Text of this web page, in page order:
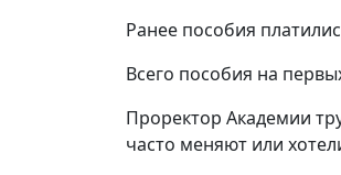
Ранее пособия
Всего пособия на
Проректор Академии
часто меняют или